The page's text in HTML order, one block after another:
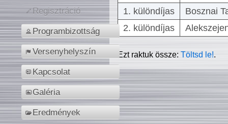
Regisztráció
Programbizottság
Versenyhelyszín
Kapcsolat
Galéria
Eredmények
1. különdíjas
Bosznai
2. különdíjas
Ezt raktuk össze:Töltsd le!.